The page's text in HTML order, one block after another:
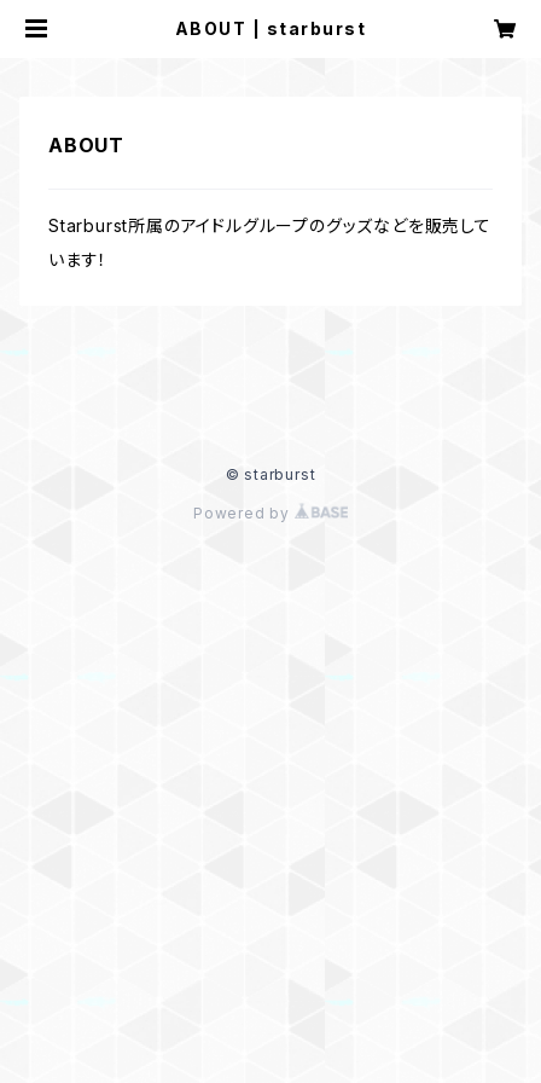
ABOUT | starburst
ABOUT
Starburst所属のアイドルグループのグッズなどを販売して
います！
© starburst
Powered by